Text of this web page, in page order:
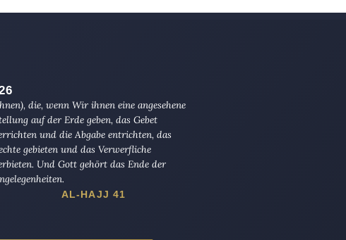
die, wenn Wir ihnen eine angesehene
auf der Erde geben, das Gebet
und die Abgabe entrichten, das
gebieten und das Verwerfliche
Und Gott gehört das Ende der
AL-HAJJ 41